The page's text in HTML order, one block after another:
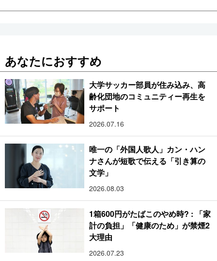
あなたにおすすめ
大学サッカー部員が住み込み、高
齢化団地のコミュニティー再生を
サポート
2026.07.16
唯一の「外国人歌人」カン・ハン
ナさんが短歌で伝える「引き算の
文学」
2026.08.03
1箱600円がたばこのやめ時? : 「家
計の負担」「健康のため」が禁煙2
大理由
2026.07.23